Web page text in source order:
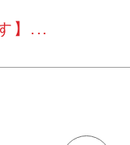
】...